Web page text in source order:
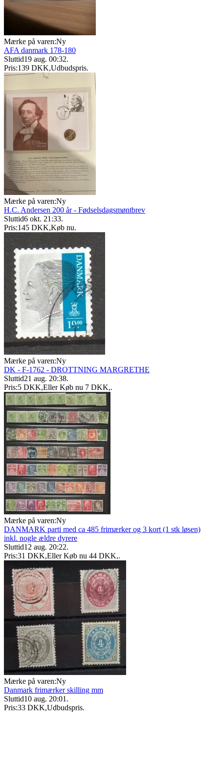
Mærke på varen:Ny
AFA danmark 178-180
Sluttid19 aug. 00:32.
Pris:139 DKK,Udbudspris.
Mærke på varen:Ny
H.C. Andersen 200 år - Fødselsdagsmøntbrev
Sluttid6 okt. 21:33.
Pris:145 DKK,Køb nu.
Mærke på varen:Ny
DK - F-1762 - DROTTNING MARGRETHE
Sluttid21 aug. 20:38.
Pris:5 DKK,Eller Køb nu 7 DKK,.
Mærke på varen:Ny
DANMARK parti med ca 485 frimærker og 3 kort (1 stk løsen)
inkl. nogle ældre dyrere
Sluttid12 aug. 20:22.
Pris:31 DKK,Eller Køb nu 44 DKK,.
Mærke på varen:Ny
Danmark frimærker skilling mm
Sluttid10 aug. 20:01 .
Pris:33 DKK,Udbudspris.